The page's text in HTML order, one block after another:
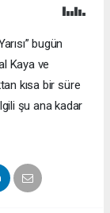
bugün
Kaya ve
kısa bir süre
şu ana kadar